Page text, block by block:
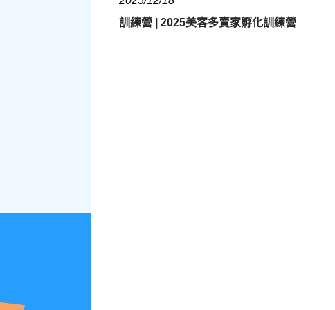
訓練營 | 2025美客多賣家孵化訓練營